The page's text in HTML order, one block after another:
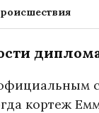
кортеж